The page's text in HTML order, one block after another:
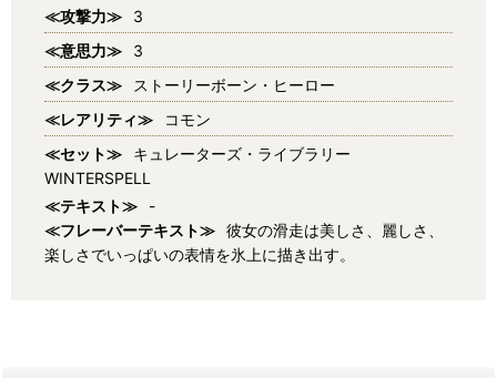
≪攻撃力≫
3
≪意思力≫
3
≪クラス≫
ストーリーボーン・ヒーロー
≪レアリティ≫
コモン
≪セット≫
キュレーターズ・ライブラリー
WINTERSPELL
≪テキスト≫
-
≪フレーバーテキスト≫ 彼女の滑走は美しさ、麗しさ、
楽しさでいっぱいの表情を氷上に描き出す。